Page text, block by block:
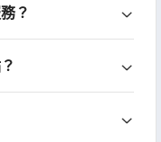
？